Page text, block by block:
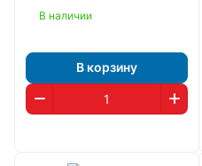
В наличии
В корзину